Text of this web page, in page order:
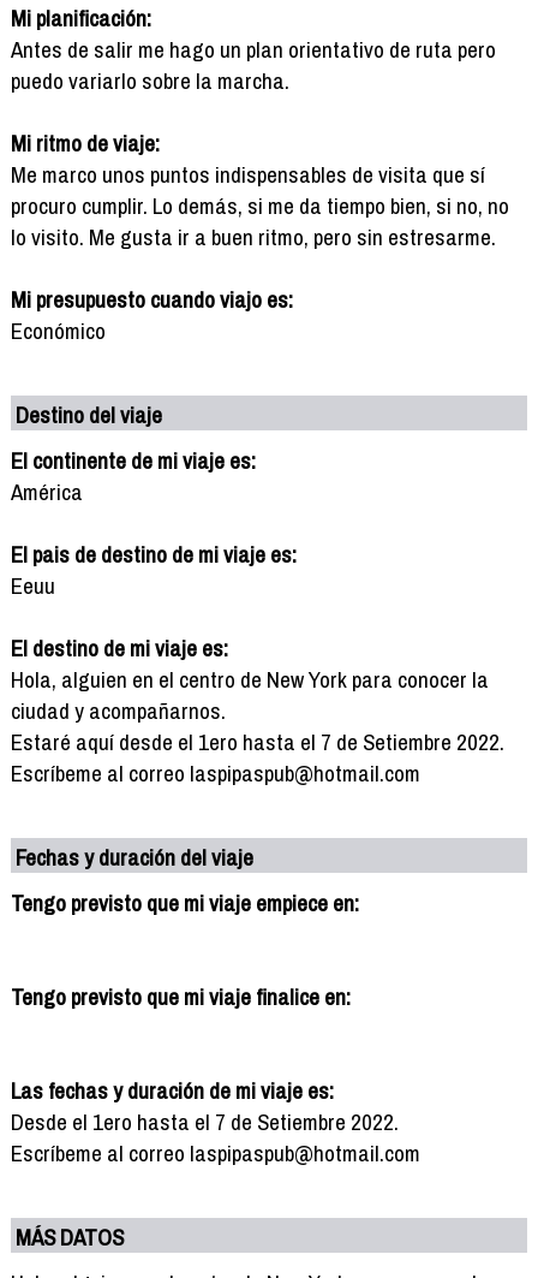
Mi planificación:
Antes de salir me hago un plan orientativo de ruta pero
puedo variarlo sobre la marcha.
Mi ritmo de viaje:
Me marco unos puntos indispensables de visita que sí
procuro cumplir. Lo demás, si me da tiempo bien, si no, no
lo visito. Me gusta ir a buen ritmo, pero sin estresarme.
Mi presupuesto cuando viajo es:
Económico
Destino del viaje
El continente de mi viaje es:
América
El pais de destino de mi viaje es:
Eeuu
El destino de mi viaje es:
Hola, alguien en el centro de New York para conocer la
ciudad y acompañarnos.
Estaré aquí desde el 1ero hasta el 7 de Setiembre 2022.
Escríbeme al correo laspipaspub@hotmail.com
Fechas y duración del viaje
Tengo previsto que mi viaje empiece en:
Tengo previsto que mi viaje finalice en:
Las fechas y duración de mi viaje es:
Desde el 1ero hasta el 7 de Setiembre 2022.
Escríbeme al correo laspipaspub@hotmail.com
MÁS DATOS